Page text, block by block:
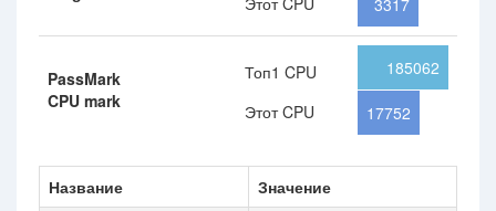
3317
PassMark
CPU mark
Топ1 CPU
Этот CPU
185062
17752
Название
Значение